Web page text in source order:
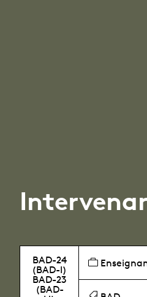
BAD-24
(BAD-I)
BAD-23
(BAD-